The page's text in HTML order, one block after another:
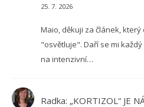
25. 7. 2026
Maio, děkuji za článek,
"osvětluje". Daří se mi
na intenzivní…
Radka: „KORTIZOL“ JE